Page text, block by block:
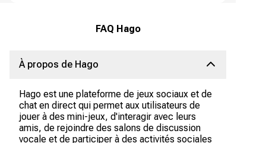
FAQ Hago
À propos de Hago
Hago est une plateforme de jeux sociaux et de
chat en direct qui permet aux utilisateurs de
jouer à des mini-jeux, d'interagir avec leurs
amis, de rejoindre des salons de discussion
vocale et de participer à des activités sociales